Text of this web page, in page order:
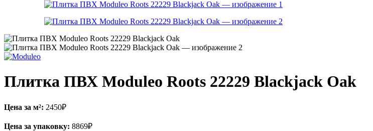
Плитка ПВХ Moduleo Roots 22229 Blackjack Oak
Цена за м²: 2450₽
Цена за упаковку: 8869₽